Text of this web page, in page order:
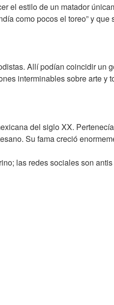
el estilo de un matador
como pocos el toreo” y
Allí podían coincidir un
interminables sobre arte y
del siglo XX.
Su fama creció
las redes sociales son antis